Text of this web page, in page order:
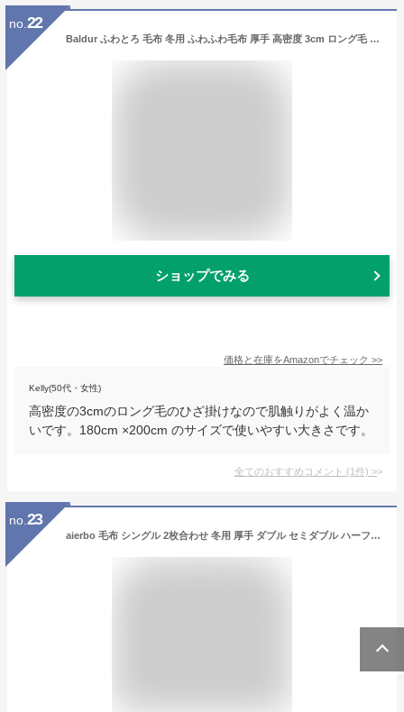
no. 22
Baldur ふわとろ 毛布 冬用 ふわふわ毛布 厚手 高密度 3cm ロング毛 ひざ掛け ソファー掛け モコモコ毛布 柔らかく肌触 暖かい 丸洗い 可能 ぬくもりキープ(ピンクベージュ, 180×200㎝)
ショップでみる
価格と在庫をAmazonでチェック >>
Kelly(50代・女性)
高密度の3cmのロング毛のひざ掛けなので肌触りがよく温か
いです。180cm ×200cm のサイズで使いやすい大きさです。
全てのおすすめコメント (1件) >
no. 23
aierbo 毛布 シングル 2枚合わせ 冬用 厚手 ダブル セミダブル ハーフ ブランケット 掛け毛布 ふわとろ 北欧 オフィス ソファーカバー 防寒対策 暖かい ブランケット 肌掛け布団 ふわとろ ひざ掛け 膝掛け 持ち運び 防寒 マットレス 寒さ対策 かけ布団 もこもこ 軽い (ホワイト, クイーン【200*230cm】)